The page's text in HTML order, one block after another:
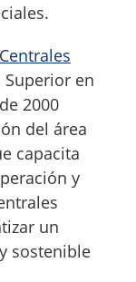
Superior en
2000
del área
capacita
y
un
sostenible